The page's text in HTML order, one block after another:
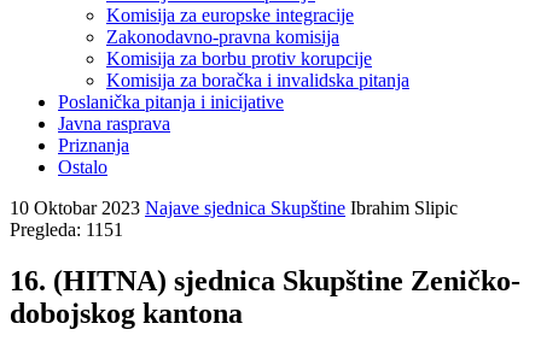
Komisija za europske integracije
Zakonodavno-pravna komisija
Komisija za borbu protiv korupcije
Komisija za boračka i invalidska pitanja
Poslanička pitanja i inicijative
Javna rasprava
Priznanja
Ostalo
10 Oktobar 2023 Najave sjednica Skupštine Ibrahim Slipic
Pregleda: 1151
16. (HITNA) sjednica Skupštine Zeničko-
dobojskog kantona